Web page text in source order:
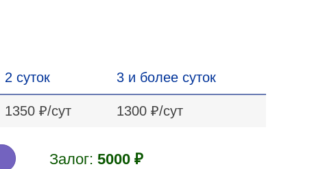
2 суток 3 и более суток
1350 ₽/сут 1300 ₽/сут
Залог:5000 ₽